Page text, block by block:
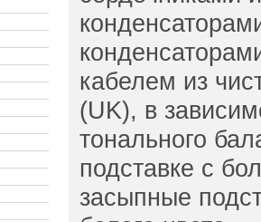
кабелем из
(UK), в
тонального
подставке с
засыпные